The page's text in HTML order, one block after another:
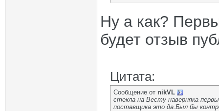
Ну а как?
будет отзыв
Цитата:
Сообщение от nikVL
стекла на Весту наверняка
поставщика это да.Был бы